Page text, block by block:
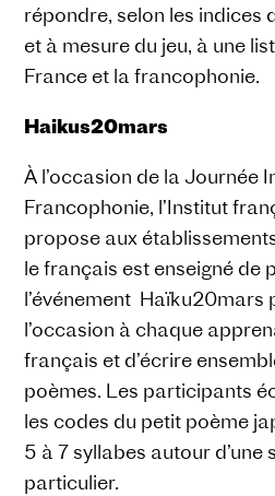
répondre, selon les indices
et à mesure du jeu, à une
France et la francophonie.
Haikus20mars
À l’occasion de la Journée
Francophonie, l’Institut
propose aux
le français est enseigné de
l’événement Haïku20mars
l’occasion à chaque
français et d’écrire
poèmes. Les participants
les codes du petit poème
5 à 7 syllabes autour d’une
particulier.